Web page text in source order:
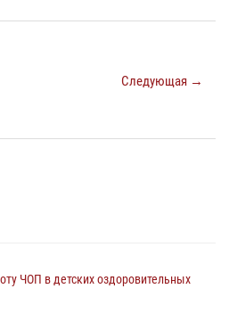
Следующая →
ЧОП в детских оздоровительных